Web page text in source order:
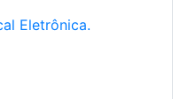
Eletrônica.